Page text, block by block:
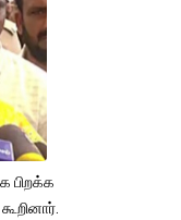
பிறக்க